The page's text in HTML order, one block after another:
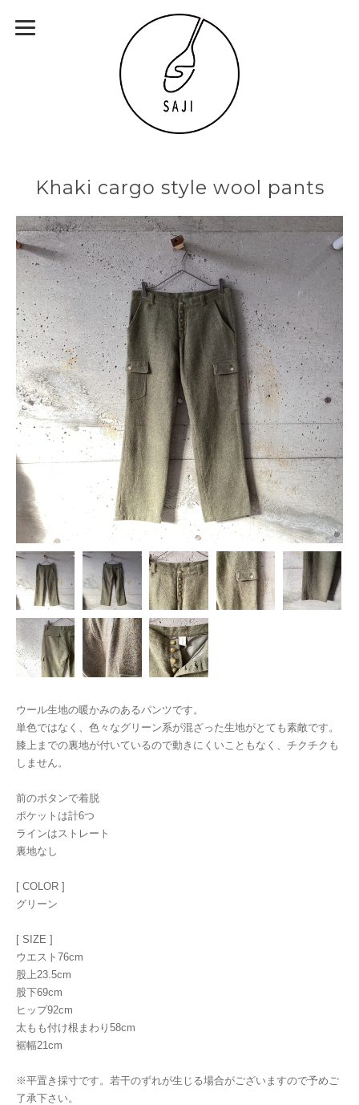
Khaki cargo style wool pants
ウール生地の暖かみのあるパンツです。
単色ではなく、色々なグリーン系が混ざった生地がとても素敵です。
膝上までの裏地が付いているので動きにくいこともなく、チクチクも
しません。
前のボタンで着脱
ポケットは計6つ
ラインはストレート
裏地なし
[ COLOR ]
グリーン
[ SIZE ]
ウエスト76cm
股上23.5cm
股下69cm
ヒップ92cm
太もも付け根まわり58cm
裾幅21cm
※平置き採寸です。若干のずれが生じる場合がございますので予めご
了承下さい。